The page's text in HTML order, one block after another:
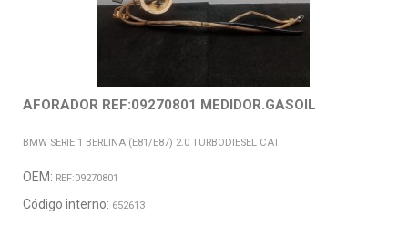
AFORADOR REF:09270801 MEDIDOR.GASOIL
BMW SERIE 1 BERLINA (E81/E87) 2.0 TURBODIESEL CAT
OEM: REF:09270801
Código interno: 652613